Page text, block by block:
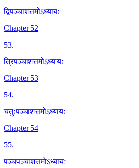
द्विपञ्चाशत्तमोऽध्यायः
Chapter 52
53.
त्रिपञ्चाशत्तमोऽध्यायः
Chapter 53
54.
चतुःपञ्चाशत्तमोऽध्यायः
Chapter 54
55.
पञ्चपञ्चाशत्तमोऽध्यायः